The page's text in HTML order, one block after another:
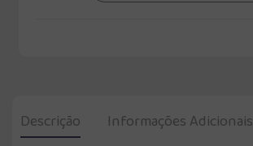
Descrição Informações Adicionais